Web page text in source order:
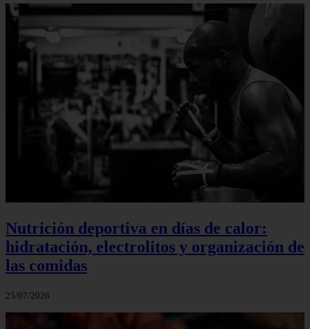
Nutrición deportiva en días de calor:
hidratación, electrolitos y organización de
las comidas
25/07/2026